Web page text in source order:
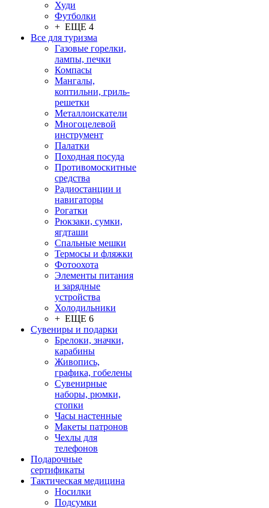
Худи
Футболки
+ ЕЩЕ 4
Все для туризма
Газовые горелки,
лампы, печки
Компасы
Мангалы,
коптильни, гриль-
решетки
Металлоискатели
Многоцелевой
инструмент
Палатки
Походная посуда
Противомоскитные
средства
Радиостанции и
навигаторы
Рогатки
Рюкзаки, сумки,
ягдташи
Спальные мешки
Термосы и фляжки
Фотоохота
Элементы питания
и зарядные
устройства
Холодильники
+ ЕЩЕ 6
Сувениры и подарки
Брелоки, значки,
карабины
Живопись,
графика, гобелены
Сувенирные
наборы, рюмки,
стопки
Часы настенные
Макеты патронов
Чехлы для
телефонов
Подарочные
сертификаты
Тактическая медицина
Носилки
Подсумки